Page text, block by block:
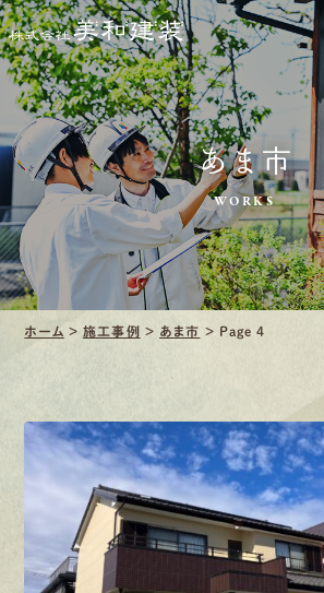
会社をきれいに
クリーニング
施工事例
口コミ・レビュー紹介
会社案内
採用情報
募集要項
先輩インタビュー
エントリー
あま市
WORKS
ホーム >施工事例 > あま市 > Page 4